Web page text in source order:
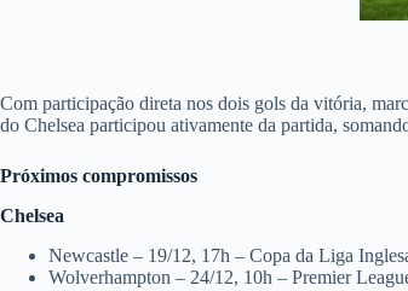
Com participação direta nos dois gols da vitória,
do Chelsea participou ativamente da partida,
Próximos compromissos
Chelsea
Newcastle – 19/12, 17h – Copa da Liga
Wolverhampton – 24/12, 10h – Premier